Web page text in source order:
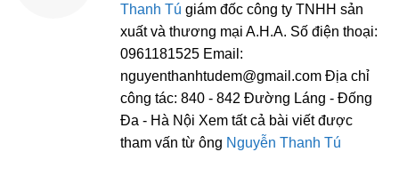
Thanh Tú giám đốc công ty TNHH sản
xuất và thương mại A.H.A. Số điện thoại:
0961181525 Email:
nguyenthanhtudem@gmail.com Địa chỉ
công tác: 840 - 842 Đường Láng - Đống
Đa - Hà Nội Xem tất cả bài viết được
tham vấn từ ông Nguyễn Thanh Tú